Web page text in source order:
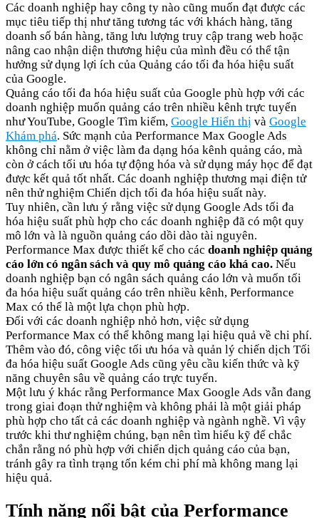
Các doanh nghiệp hay công ty nào cũng muốn đạt được các
mục tiêu tiếp thị như tăng tương tác với khách hàng, tăng
doanh số bán hàng, tăng lưu lượng truy cập trang web hoặc
nâng cao nhận diện thương hiệu của mình đều có thể tận
hưởng sử dụng lợi ích của Quảng cáo tối đa hóa hiệu suất
của Google.
Quảng cáo tối đa hóa hiệu suất của Google phù hợp với các
doanh nghiệp muốn quảng cáo trên nhiều kênh trực tuyến
như YouTube, Google Tìm kiếm, Google Hiển thị và Google
Khám phá. Sức mạnh của Performance Max Google Ads
không chỉ nằm ở việc làm đa dạng hóa kênh quảng cáo, mà
còn ở cách tối ưu hóa tự động hóa và sử dụng máy học để đạt
được kết quả tốt nhất. Các doanh nghiệp thương mại điện tử
nên thử nghiệm Chiến dịch tối đa hóa hiệu suất này.
Tuy nhiên, cần lưu ý rằng việc sử dụng Google Ads tối đa
hóa hiệu suất phù hợp cho các doanh nghiệp đã có một quy
mô lớn và là nguồn quảng cáo dồi dào tài nguyên.
Performance Max được thiết kế cho các doanh nghiệp quảng
cáo lớn có ngân sách và quy mô quảng cáo khá cao. Nếu
doanh nghiệp bạn có ngân sách quảng cáo lớn và muốn tối
đa hóa hiệu suất quảng cáo trên nhiều kênh, Performance
Max có thể là một lựa chọn phù hợp.
Đối với các doanh nghiệp nhỏ hơn, việc sử dụng
Performance Max có thể không mang lại hiệu quả về chi phí.
Thêm vào đó, công việc tối ưu hóa và quản lý chiến dịch Tối
đa hóa hiệu suất Google Ads cũng yêu cầu kiến thức và kỹ
năng chuyên sâu về quảng cáo trực tuyến.
Một lưu ý khác rằng Performance Max Google Ads vẫn đang
trong giai đoạn thử nghiệm và không phải là một giải pháp
phù hợp cho tất cả các doanh nghiệp và ngành nghề. Vì vậy
trước khi thư nghiệm chúng, bạn nên tìm hiểu kỹ để chắc
chắn rằng nó phù hợp với chiến dịch quảng cáo của bạn,
tránh gây ra tình trạng tốn kém chi phí mà không mang lại
hiệu quả.
Tính năng nổi bật của Performance